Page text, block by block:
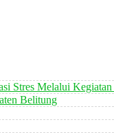
Stres Melalui
Belitung